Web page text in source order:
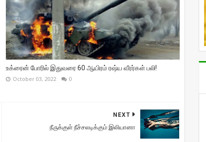
உக்ரைன் போரில் இதுவரை 60 ஆயிரம் ரஷ்ய வீரர்கள் பலி!
October 03, 2022 0
NEXT
நீருக்குள் நீச்சலடிக்கும் இலியானா